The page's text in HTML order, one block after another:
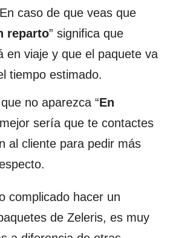
caso de que veas que
reparto” significa que
en viaje y que el paquete va
tiempo estimado.
no aparezca “En
sería que te contactes
al cliente para pedir más
complicado hacer un
de Zeleris, es muy